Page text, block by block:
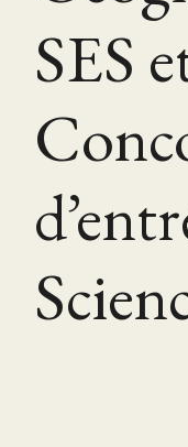
SES